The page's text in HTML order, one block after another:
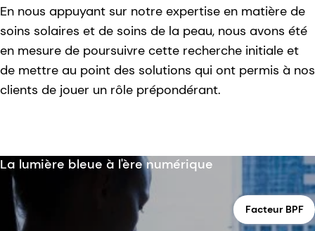
En nous appuyant sur notre expertise en matière de
soins solaires et de soins de la peau, nous avons été
en mesure de poursuivre cette recherche initiale et
de mettre au point des solutions qui ont permis à nos
clients de jouer un rôle prépondérant.
La lumière bleue à l'ère numérique
Facteur BPF